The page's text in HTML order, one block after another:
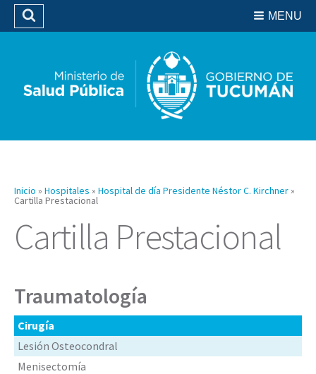
Biblioteca
MENU
Buscar
Inicio » Hospitales » Hospital de día Presidente Néstor C. Kirchner»
Cartilla Prestacional
Cartilla Prestacional
Traumatología
Cirugía
Lesión Osteocondral
Menisectomía